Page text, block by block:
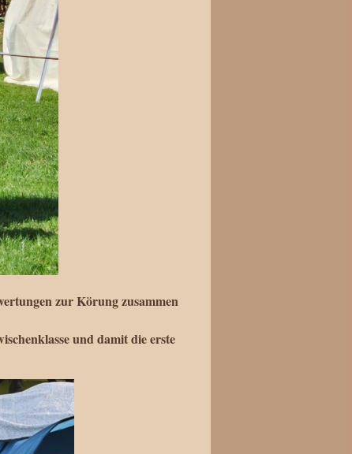
zur Körung zusammen
und damit die erste